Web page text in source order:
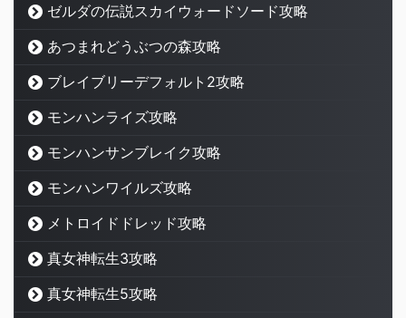
ゼルダの伝説スカイウォードソード攻略
あつまれどうぶつの森攻略
ブレイブリーデフォルト2攻略
モンハンライズ攻略
モンハンサンブレイク攻略
モンハンワイルズ攻略
メトロイドドレッド攻略
真女神転生3攻略
真女神転生5攻略